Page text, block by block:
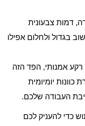
דמות צבעונית
בגדול ולחלום אפילו
רקע אמנותי, הפד הזה
יומיומית
העבודה שלכם.
כדי להעניק לכם